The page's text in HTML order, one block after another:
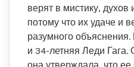
верят в мистику, духов
потому что их удаче и
разумного
и 34-летняя Леди Гага.